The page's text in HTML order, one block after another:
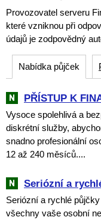
Provozovatel serveru
které vzniknou při
údajů je zodpovědný
Nabídka půjček
PŘÍSTUP K
Vysoce spolehlivá a
diskrétní služby,
snadno profesionální
12 až 240 měsíců....
Seriózní a
Seriózní a rychlé
všechny vaše osobní